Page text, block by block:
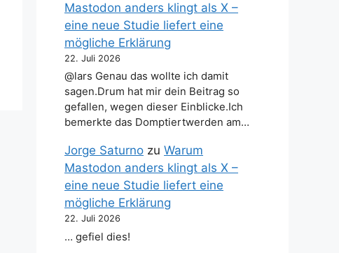
Mastodon anders klingt als X –
eine neue Studie liefert eine
mögliche Erklärung
22. Juli 2026
@lars Genau das wollte ich damit
sagen.Drum hat mir dein Beitrag so
gefallen, wegen dieser Einblicke.Ich
bemerkte das Domptiertwerden am…
Jorge Saturno zu Warum
Mastodon anders klingt als X –
eine neue Studie liefert eine
mögliche Erklärung
22. Juli 2026
… gefiel dies!